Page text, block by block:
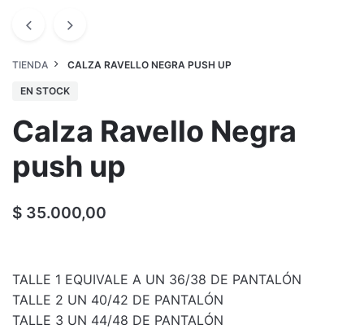
TIENDA CALZA RAVELLO NEGRA PUSH UP
EN STOCK
Calza Ravello Negra
push up
$ 35.000,00
TALLE 1 EQUIVALE A UN 36/38 DE PANTALÓN
TALLE 2 UN 40/42 DE PANTALÓN
TALLE 3 UN 44/48 DE PANTALÓN